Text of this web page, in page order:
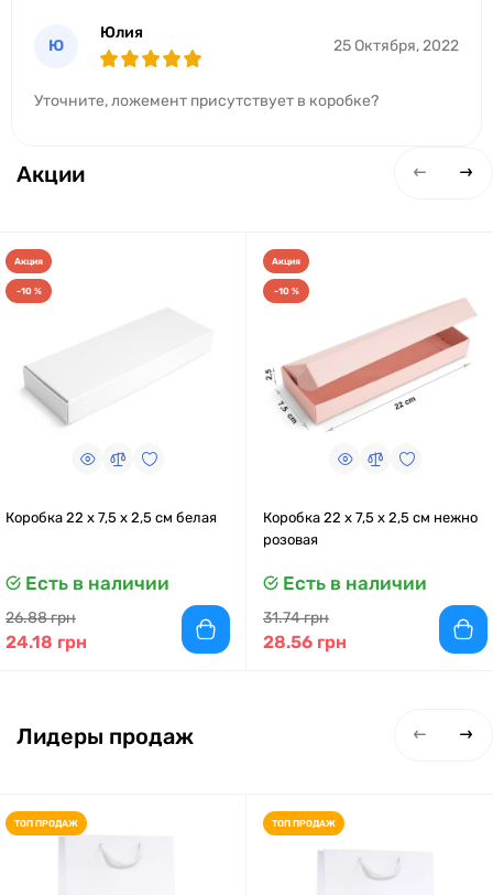
Ю
Юлия
25 Октября, 2022
Уточните, ложемент присутствует в коробке?
Акции
Акция
-10 %
Коробка 22 x 7,5 x 2,5 см белая
Есть в наличии
26.88 грн
24.18 грн
Акция
-10 %
Коробка 22 x 7,5 x 2,5 см нежно
розовая
Есть в наличии
31.74 грн
28.56 грн
Лидеры продаж
ТОП ПРОДАЖ ТОП ПРОДАЖ